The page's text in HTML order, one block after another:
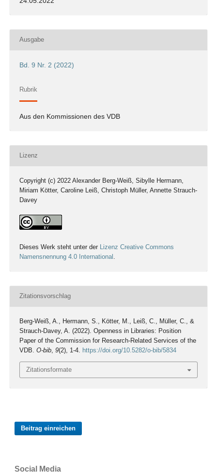
Ausgabe
Bd. 9 Nr. 2 (2022)
Rubrik
Aus den Kommissionen des VDB
Lizenz
Copyright (c) 2022 Alexander Berg-Weiß, Sibylle Hermann,
Miriam Kötter, Caroline Leiß, Christoph Müller, Annette Strauch-
Davey
Dieses Werk steht unter der
Lizenz Creative Commons
Namensnennung 4.0 International
Zitationsvorschlag
Berg-Weiß, A., Hermann, S., Kötter, M., Leiß, C., Müller, C., &
Strauch-Davey, A. (2022). Openness in Libraries: Position
Paper of the Commission for Research-Related Services of the
VDB. O-bib, 9(2), 1-4. https://doi.org/10.5282/o-bib/5834
Zitationsformate
Beitrag einreichen
Social Media